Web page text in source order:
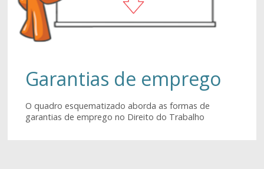
Garantias de emprego
O quadro esquematizado aborda as formas de
garantias de emprego no Direito do Trabalho